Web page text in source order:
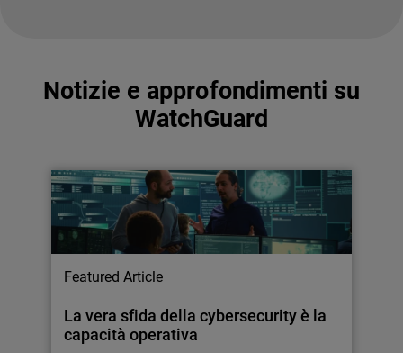
Notizie e approfondimenti su
WatchGuard
Featured Article
La vera sfida della cybersecurity è la
capacità operativa